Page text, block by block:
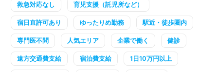
救急対応なし 育児支援（託児所など）
宿日直許可あり ゆったりめ勤務 駅近・徒歩圏内
専門医不問 人気エリア 企業で働く 健診
遠方交通費支給 宿泊費支給 1日10万円以上